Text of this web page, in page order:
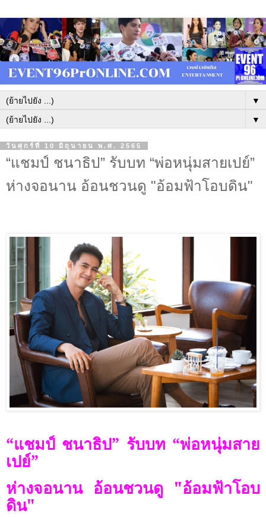
▼
▼
วันศุกร์ที่ 10 มิถุนายน พ.ศ. 2565
“แชมป์ ชนาธิป” รับบท “พ่อหนุ่มสายเปย์”
ห่างจอนาน อ้อนชวนดู "อ้อมฟ้าโอบดิน"
“แชมป์ ชนาธิป” รับบท “พ่อหนุ่มสาย
เปย์”
ห่างจอนาน อ้อนชวนดู "อ้อมฟ้าโอบ
ดิน"